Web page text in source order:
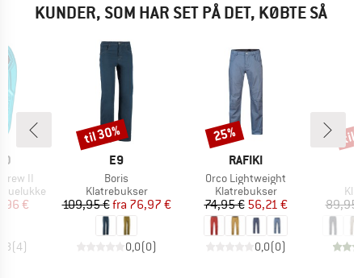
KUNDER, SOM HAR SET PÅ DET, KØBTE SÅ
II
pris
€
(4)
MÆRKE
E9
Artikel
Boris
Produktgruppe
Klatrebukser
Pris
109,95 € Nedsat pris
fra 76,97 €
0,0(0)
Rabat
til 30%
MÆRKE
RAFIKI
Artikel
Orco Lightweight
Produktgruppe
Klatrebukser
Pris
74,95 €Nedsat pris
56,21 €
0,0(0)
Rabat
25%
89,95
til